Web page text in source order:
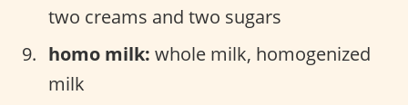
two creams and two sugars
homo milk: whole milk, homogenized
milk